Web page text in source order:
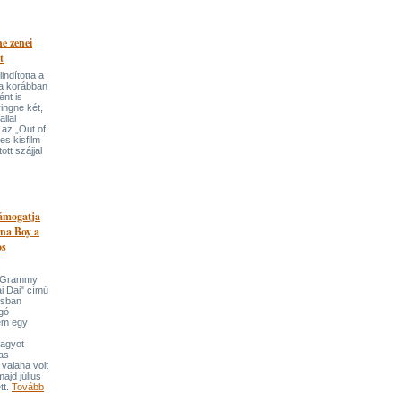
zenei
a
korábban
is
két,
„Out of
kisfilm
szájjal
Boy a
Dai" című
egy
volt
július
Tovább